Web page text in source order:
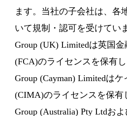
ます。当社の子会社は、各
いて規制・認可を受けてい
Group (UK) Limitedは英国
(FCA)のライセンスを保有
Group (Cayman) Limitedは
(CIMA)のライセンスを保有
Group (Australia) Pty Ltdおよ